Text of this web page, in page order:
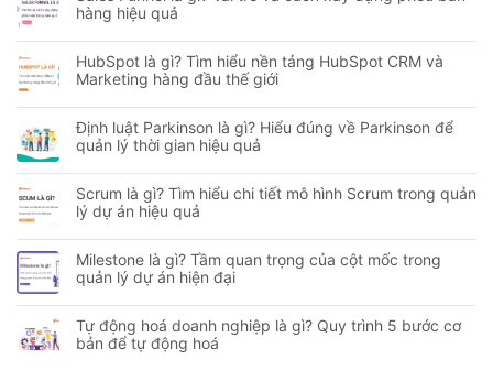
hàng hiệu quả
HubSpot là gì? Tìm hiểu nền tảng HubSpot CRM và
Marketing hàng đầu thế giới
Định luật Parkinson là gì? Hiểu đúng về Parkinson để
quản lý thời gian hiệu quả
Scrum là gì? Tìm hiểu chi tiết mô hình Scrum trong quản
lý dự án hiệu quả
Milestone là gì? Tầm quan trọng của cột mốc trong
quản lý dự án hiện đại
Tự động hoá doanh nghiệp là gì? Quy trình 5 bước cơ
bản để tự động hoá